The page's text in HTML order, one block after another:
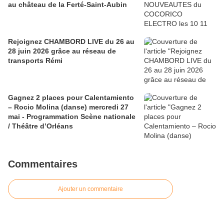
au château de la Ferté-Saint-Aubin
Rejoignez CHAMBORD LIVE du 26 au
28 juin 2026 grâce au réseau de
transports Rémi
Gagnez 2 places pour Calentamiento
– Rocio Molina (danse) mercredi 27
mai - Programmation Scène nationale
/ Théâtre d’Orléans
Commentaires
Ajouter un commentaire